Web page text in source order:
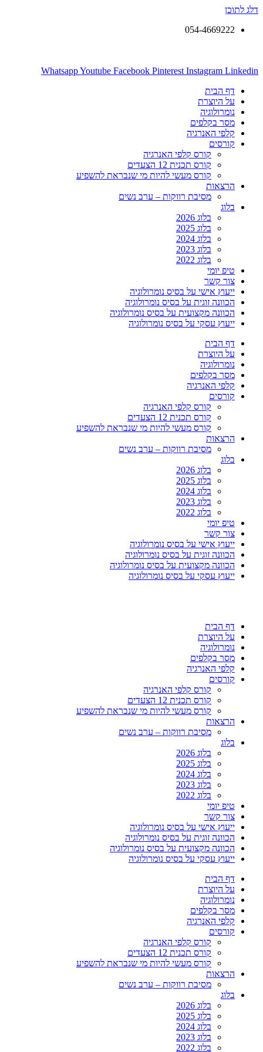
דלג לתוכן
054-4669222
WhatsappYoutube Facebook Pinterest Instagram Linkedin
דף הבית
על היוצרת
נומרולוגיה
מסר בקלפים
קלפי האנרגיה
קורסים
קורס קלפי האנרגיה
קורס תכנית 12 הצעדים
קורס מעשי להיות מי שנבראת להשפיע
הרצאות
מסיבת רווקות – ערב נשים
בלוג
בלוג 2026
בלוג 2025
בלוג 2024
בלוג 2023
בלוג 2022
טיפ יומי
צור קשר
ייעוץ אישי על בסיס נומרולוגיה
הכוונה זוגית על בסיס נומרולוגיה
הכוונה מקצועית על בסיס נומרולוגיה
ייעוץ עסקי על בסיס נומרולוגיה
דף הבית
על היוצרת
נומרולוגיה
מסר בקלפים
קלפי האנרגיה
קורסים
קורס קלפי האנרגיה
קורס תכנית 12 הצעדים
קורס מעשי להיות מי שנבראת להשפיע
הרצאות
מסיבת רווקות – ערב נשים
בלוג
בלוג 2026
בלוג 2025
בלוג 2024
בלוג 2023
בלוג 2022
טיפ יומי
צור קשר
ייעוץ אישי על בסיס נומרולוגיה
הכוונה זוגית על בסיס נומרולוגיה
הכוונה מקצועית על בסיס נומרולוגיה
ייעוץ עסקי על בסיס נומרולוגיה
דף הבית
על היוצרת
נומרולוגיה
מסר בקלפים
קלפי האנרגיה
קורסים
קורס קלפי האנרגיה
קורס תכנית 12 הצעדים
קורס מעשי להיות מי שנבראת להשפיע
הרצאות
מסיבת רווקות – ערב נשים
בלוג
בלוג 2026
בלוג 2025
בלוג 2024
בלוג 2023
בלוג 2022
טיפ יומי
צור קשר
ייעוץ אישי על בסיס נומרולוגיה
הכוונה זוגית על בסיס נומרולוגיה
הכוונה מקצועית על בסיס נומרולוגיה
ייעוץ עסקי על בסיס נומרולוגיה
דף הבית
על היוצרת
נומרולוגיה
מסר בקלפים
קלפי האנרגיה
קורסים
קורס קלפי האנרגיה
קורס תכנית 12 הצעדים
קורס מעשי להיות מי שנבראת להשפיע
הרצאות
מסיבת רווקות – ערב נשים
בלוג
בלוג 2026
בלוג 2025
בלוג 2024
בלוג 2023
בלוג 2022